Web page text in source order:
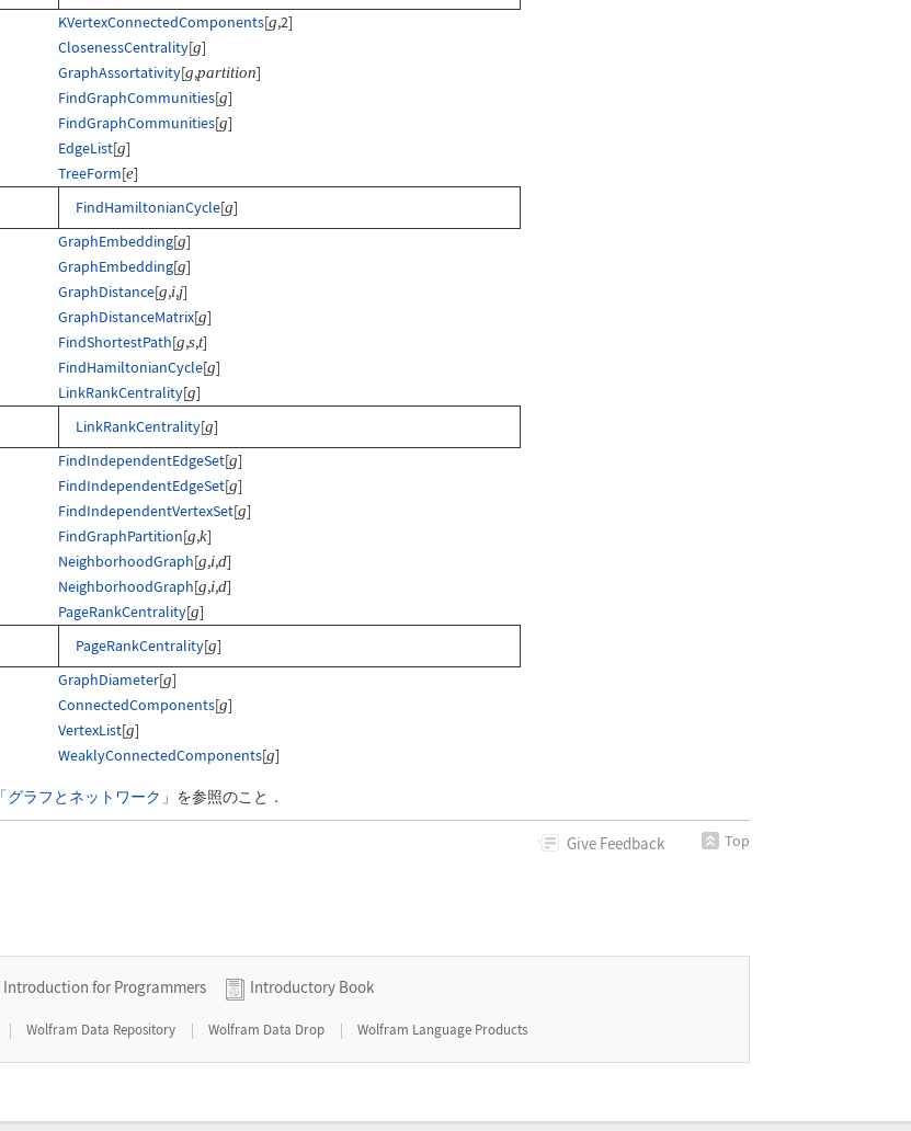
KVertexConnectedComponents[g,2]
ClosenessCentrality[g]
GraphAssortativity[g,partition]
FindGraphCommunities[g]
FindGraphCommunities[g]
EdgeList[g]
TreeForm[e]
FindHamiltonianCycle[g]
GraphEmbedding[g]
GraphEmbedding[g]
GraphDistance[g,i,j]
GraphDistanceMatrix[g]
FindShortestPath[g,s,t]
FindHamiltonianCycle[g]
LinkRankCentrality[g]
LinkRankCentrality[g]
FindIndependentEdgeSet[g]
FindIndependentEdgeSet[g]
FindIndependentVertexSet[g]
FindGraphPartition[g,k]
NeighborhoodGraph[g,i,d]
NeighborhoodGraph[g,i,d]
PageRankCentrality[g]
PageRankCentrality[g]
GraphDiameter[g]
ConnectedComponents[g]
VertexList[g]
WeaklyConnectedComponents[g]
「グラフとネットワーク」 を参照のこと．
Give Feedback Top
Introduction for Programmers Introductory Book
| Wolfram Data Repository | Wolfram Data Drop | Wolfram Language Products